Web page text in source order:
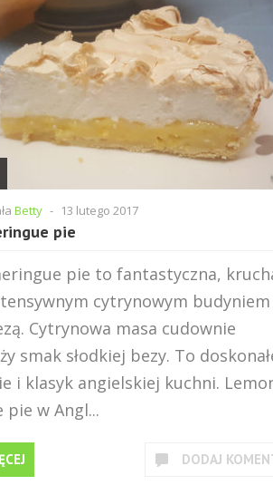
Betty - 13 lutego 2017
pie
pie to fantastyczna,
cytrynowym
Cytrynowa masa cudownie
smak słodkiej bezy. To
i klasyk angielskiej kuchni.
pie w Angl...
DODAJ